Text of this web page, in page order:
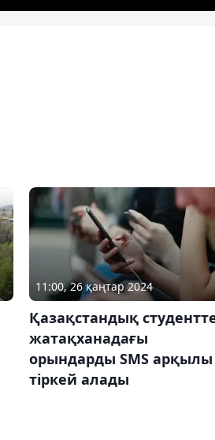
11:00, 26 қаңтар 2024
Қазақстандық
жатақханадағы
орындарды SMS арқылы
тіркей алады